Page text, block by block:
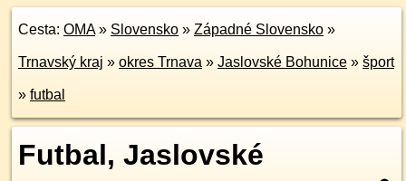
Cesta: OMA» Slovensko » Západné Slovensko »
Trnavský kraj » okres Trnava » Jaslovské Bohunice » šport
» futbal
Futbal, Jaslovské